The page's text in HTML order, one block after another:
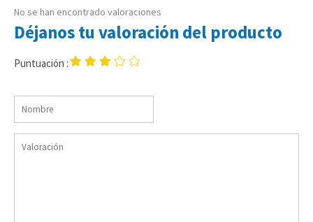
No se han encontrado valoraciones
Déjanos tu valoración del producto
Puntuación :